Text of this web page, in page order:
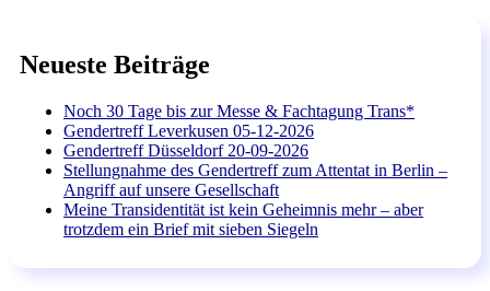
Neueste Beiträge
Noch 30 Tage bis zur Messe & Fachtagung Trans*
Gendertreff Leverkusen 05-12-2026
Gendertreff Düsseldorf 20-09-2026
Stellungnahme des Gendertreff zum Attentat in Berlin –
Angriff auf unsere Gesellschaft
Meine Transidentität ist kein Geheimnis mehr – aber
trotzdem ein Brief mit sieben Siegeln